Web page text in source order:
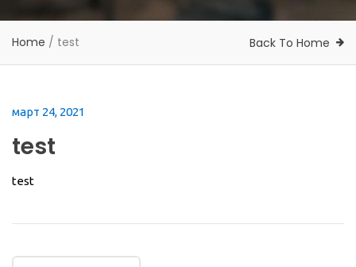
Home / test Back To Home
март 24, 2021
test
test